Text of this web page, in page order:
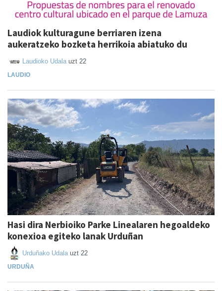
Laudiok kulturagune berriaren izena
aukeratzeko bozketa herrikoia abiatuko du
Laudioko Udala uzt 22
LAUDIO
Hasi dira Nerbioiko Parke Linealaren hegoaldeko
konexioa egiteko lanak Urduñan
Urduñako Udala uzt 22
URDUÑA